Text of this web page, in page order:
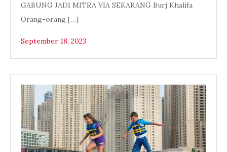
GABUNG JADI MITRA VIA SEKARANG Burj Khalifa
Orang-orang […]
September 18, 2023